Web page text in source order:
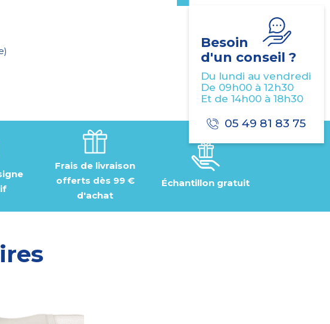
Besoin
d'un conseil ?
Du lundi au vendredi
De 09h00 à 12h30
Et de 14h00 à 18h30
05 49 81 83 75
Frais de livraison
offerts dès 99 €
d'achat
Échantillon gratuit